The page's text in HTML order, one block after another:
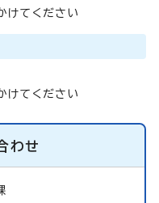
けてください
けてください
わせ